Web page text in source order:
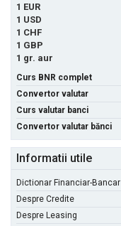
1 EUR
1 USD
1 CHF
1 GBP
1 gr. aur
Curs BNR complet
Convertor valutar
Curs valutar banci
Convertor valutar bănci
Informatii utile
Dictionar Financiar-Bancar
Despre Credite
Despre Leasing